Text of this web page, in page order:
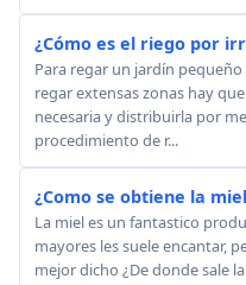
¿Cómo es el riego por
Para regar un jardín
regar extensas zonas hay
necesaria y distribuirla por
procedimiento de r...
¿Como se obtiene la
La miel es un fantastico
mayores les suele encantar,
mejor dicho ¿De donde sale